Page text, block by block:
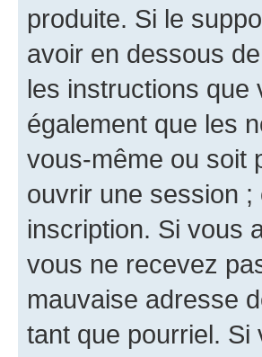
produite. Si le
avoir en dessous
les instructions
également que les
vous-même ou soit
ouvrir une session
inscription. Si vous
vous ne recevez
mauvaise adresse
tant que pourriel. Si